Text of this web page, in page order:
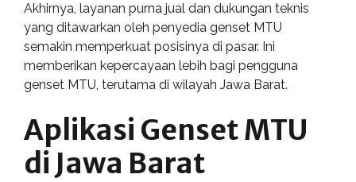
Akhirnya, layanan purna jual dan dukungan teknis
yang ditawarkan oleh penyedia genset MTU
semakin memperkuat posisinya di pasar. Ini
memberikan kepercayaan lebih bagi pengguna
genset MTU, terutama di wilayah Jawa Barat.
Aplikasi Genset MTU
di Jawa Barat